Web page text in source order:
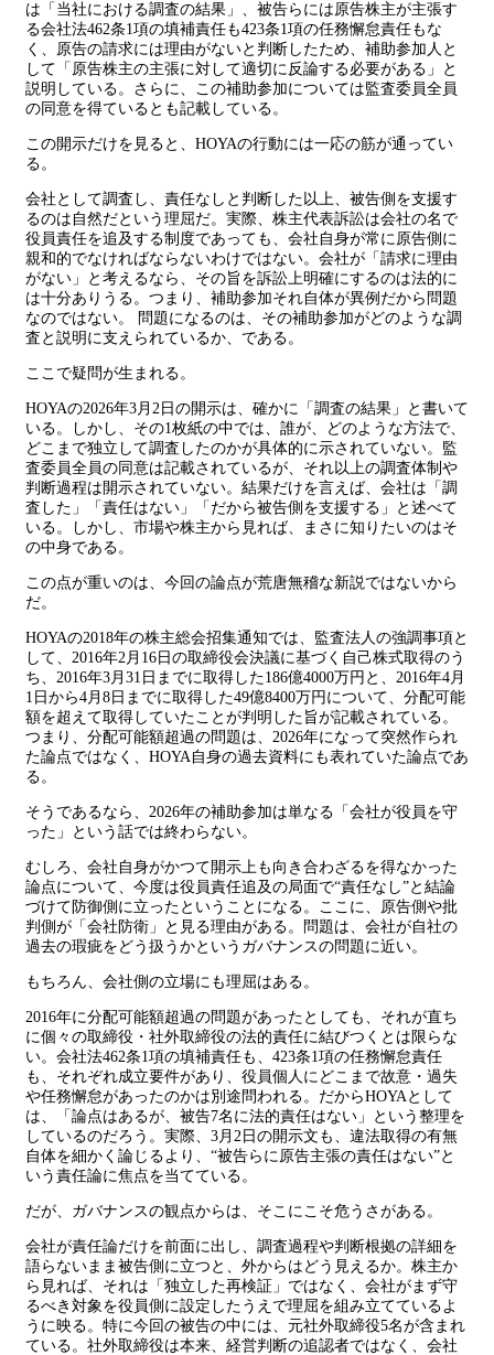
は「当社における調査の結果」、被告らには原告株主が主張す
る会社法462条1項の填補責任も423条1項の任務懈怠責任もな
く、原告の請求には理由がないと判断したため、補助参加人と
して「原告株主の主張に対して適切に反論する必要がある」と
説明している。さらに、この補助参加については監査委員全員
の同意を得ているとも記載している。
この開示だけを見ると、HOYAの行動には一応の筋が通ってい
る。
会社として調査し、責任なしと判断した以上、被告側を支援す
るのは自然だという理屈だ。実際、株主代表訴訟は会社の名で
役員責任を追及する制度であっても、会社自身が常に原告側に
親和的でなければならないわけではない。会社が「請求に理由
がない」と考えるなら、その旨を訴訟上明確にするのは法的に
は十分ありうる。つまり、補助参加それ自体が異例だから問題
なのではない。 問題になるのは、その補助参加がどのような調
査と説明に支えられているか、である。
ここで疑問が生まれる。
HOYAの2026年3月2日の開示は、確かに「調査の結果」と書いて
いる。しかし、その1枚紙の中では、誰が、どのような方法で、
どこまで独立して調査したのかが具体的に示されていない。監
査委員全員の同意は記載されているが、それ以上の調査体制や
判断過程は開示されていない。結果だけを言えば、会社は「調
査した」「責任はない」「だから被告側を支援する」と述べて
いる。しかし、市場や株主から見れば、まさに知りたいのはそ
の中身である。
この点が重いのは、今回の論点が荒唐無稽な新説ではないから
だ。
HOYAの2018年の株主総会招集通知では、監査法人の強調事項と
して、2016年2月16日の取締役会決議に基づく自己株式取得のう
ち、2016年3月31日までに取得した186億4000万円と、2016年4月
1日から4月8日までに取得した49億8400万円について、分配可能
額を超えて取得していたことが判明した旨が記載されている。
つまり、分配可能額超過の問題は、2026年になって突然作られ
た論点ではなく、HOYA自身の過去資料にも表れていた論点であ
る。
そうであるなら、2026年の補助参加は単なる「会社が役員を守
った」という話では終わらない。
むしろ、会社自身がかつて開示上も向き合わざるを得なかった
論点について、今度は役員責任追及の局面で“責任なし”と結論
づけて防御側に立ったということになる。ここに、原告側や批
判側が「会社防衛」と見る理由がある。問題は、会社が自社の
過去の瑕疵をどう扱うかというガバナンスの問題に近い。
もちろん、会社側の立場にも理屈はある。
2016年に分配可能額超過の問題があったとしても、それが直ち
に個々の取締役・社外取締役の法的責任に結びつくとは限らな
い。会社法462条1項の填補責任も、423条1項の任務懈怠責任
も、それぞれ成立要件があり、役員個人にどこまで故意・過失
や任務懈怠があったのかは別途問われる。だからHOYAとして
は、「論点はあるが、被告7名に法的責任はない」という整理を
しているのだろう。実際、3月2日の開示文も、違法取得の有無
自体を細かく論じるより、“被告らに原告主張の責任はない”と
いう責任論に焦点を当てている。
だが、ガバナンスの観点からは、そこにこそ危うさがある。
会社が責任論だけを前面に出し、調査過程や判断根拠の詳細を
語らないまま被告側に立つと、外からはどう見えるか。株主か
ら見れば、それは「独立した再検証」ではなく、会社がまず守
るべき対象を役員側に設定したうえで理屈を組み立てているよ
うに映る。特に今回の被告の中には、元社外取締役5名が含まれ
ている。社外取締役は本来、経営判断の追認者ではなく、会社